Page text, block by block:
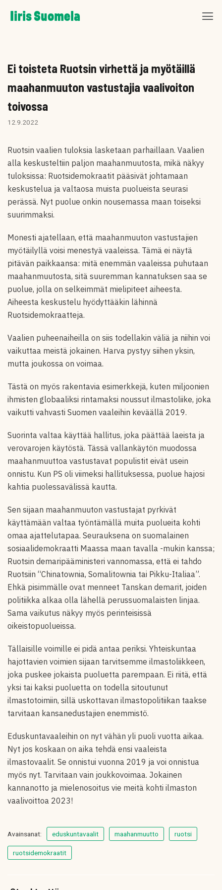
Skip
to
Iiris Suomela
Ei toisteta Ruotsin virhettä ja myötäillä
maahanmuuton vastustajia vaalivoiton
toivossa
12.9.2022
Ruotsin vaalien tuloksia lasketaan parhaillaan. Vaalien
alla keskusteltiin paljon maahanmuutosta, mikä näkyy
tuloksissa: Ruotsidemokraatit pääsivät johtamaan
keskustelua ja valtaosa muista puolueista seurasi
perässä. Nyt puolue onkin nousemassa maan toiseksi
suurimmaksi.
Monesti ajatellaan, että maahanmuuton vastustajien
myötäilyllä voisi menestyä vaaleissa. Tämä ei näytä
pitävän paikkaansa: mitä enemmän vaaleissa puhutaan
maahanmuutosta, sitä suuremman kannatuksen saa se
puolue, jolla on selkeimmät mielipiteet aiheesta.
Aiheesta keskustelu hyödyttääkin lähinnä
Ruotsidemokraatteja.
Vaalien puheenaiheilla on siis todellakin väliä ja niihin voi
vaikuttaa meistä jokainen. Harva pystyy siihen yksin,
mutta joukossa on voimaa.
Tästä on myös rakentavia esimerkkejä, kuten miljoonien
ihmisten globaaliksi rintamaksi noussut ilmastoliike, joka
vaikutti vahvasti Suomen vaaleihin keväällä 2019.
Suorinta valtaa käyttää hallitus, joka päättää laeista ja
verovarojen käytöstä. Tässä vallankäytön muodossa
maahanmuuttoa vastustavat populistit eivät usein
onnistu. Kun PS oli viimeksi hallituksessa, puolue hajosi
kahtia puolessavälissä kautta.
Sen sijaan maahanmuuton vastustajat pyrkivät
käyttämään valtaa työntämällä muita puolueita kohti
omaa ajattelutapaa. Seurauksena on suomalainen
sosiaalidemokraatti Maassa maan tavalla -mukin kanssa;
Ruotsin demaripääministeri vannomassa, että ei tahdo
Ruotsiin “Chinatownia, Somalitownia tai Pikku-Italiaa”.
Ehkä pisimmälle ovat menneet Tanskan demarit, joiden
politiikka alkaa olla lähellä perussuomalaisten linjaa.
Sama vaikutus näkyy myös perinteisissä
oikeistopuolueissa.
Tällaisille voimille ei pidä antaa periksi. Yhteiskuntaa
hajottavien voimien sijaan tarvitsemme ilmastoliikkeen,
joka puskee jokaista puoluetta parempaan. Ei riitä, että
yksi tai kaksi puoluetta on todella sitoutunut
ilmastotoimiin, sillä uskottavan ilmastopolitiikan taakse
tarvitaan kansanedustajien enemmistö.
Eduskuntavaaleihin on nyt vähän yli puoli vuotta aikaa.
Nyt jos koskaan on aika tehdä ensi vaaleista
ilmastovaalit. Se onnistui vuonna 2019 ja voi onnistua
myös nyt. Tarvitaan vain joukkovoimaa. Jokainen
kannanotto ja mielenosoitus vie meitä kohti ilmaston
vaalivoittoa 2023!
Avainsanat: eduskuntavaalit maahanmuutto ruotsi
ruotsidemokraatit